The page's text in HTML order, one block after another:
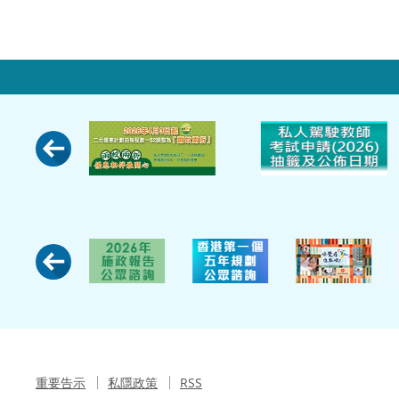
重要告示 私隱政策 RSS